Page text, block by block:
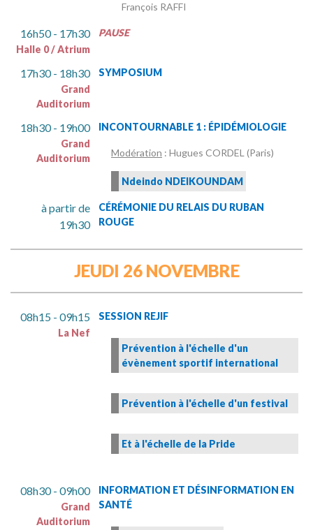
François RAFFI
16h50 - 17h30
Halle 0 / Atrium
PAUSE
17h30 - 18h30
Grand
Auditorium
SYMPOSIUM
18h30 - 19h00
Grand
Auditorium
INCONTOURNABLE 1 : ÉPIDÉMIOLOGIE
Modération : Hugues CORDEL (Paris)
Ndeindo NDEIKOUNDAM
à partir de
19h30
CÉRÉMONIE DU RELAIS DU RUBAN
ROUGE
JEUDI 26 NOVEMBRE
08h15 - 09h15
La Nef
SESSION REJIF
Prévention à l'échelle d'un
évènement sportif international
Prévention à l'échelle d'un festival
Et à l'échelle de la Pride
08h30 - 09h00
Grand
Auditorium
INFORMATION ET DÉSINFORMATION EN
SANTÉ